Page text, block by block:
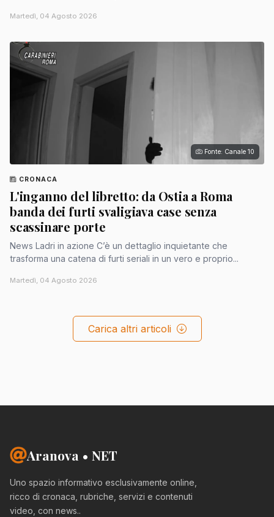
Martedì, 04 Agosto 2026
Fonte: Canale 10
CRONACA
L'inganno del libretto: da Ostia a Roma
banda dei furti svaligiava case senza
scassinare porte
News Ladri in azione C’è un dettaglio inquietante che
trasforma una catena di furti seriali in un vero e proprio...
Martedì, 04 Agosto 2026
Carica altri articoli
Aranova • NET
Uno spazio informativo esclusivamente online,
ricco di cronaca, rubriche, servizi e contenuti
video, con news..